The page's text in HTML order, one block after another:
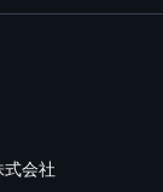
式会社